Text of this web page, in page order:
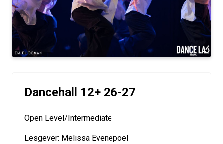
Dancehall 12+ 26-27
Open Level/Intermediate
Lesgever: Melissa Evenepoel